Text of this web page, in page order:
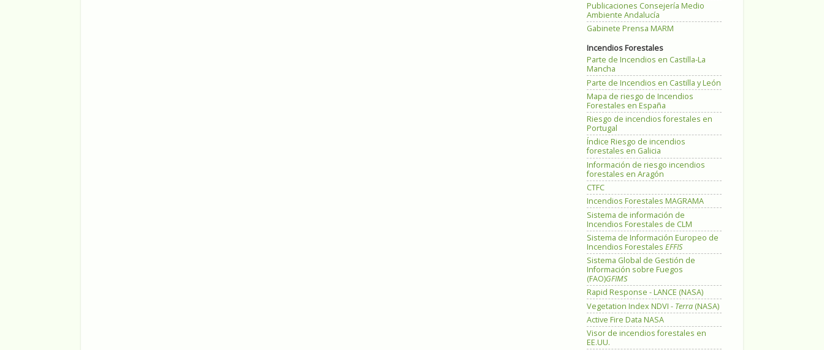
Publicaciones Consejería Medio
Ambiente Andalucía
Gabinete Prensa MARM
Incendios Forestales
Parte de Incendios en Castilla-La
Mancha
Parte de Incendios en Castilla y León
Mapa de riesgo de Incendios
Forestales en España
Riesgo de incendios forestales en
Portugal
Índice Riesgo de incendios
forestales en Galicia
Información de riesgo incendios
forestales en Aragón
CTFC
Incendios Forestales MAGRAMA
Sistema de información de
Incendios Forestales de CLM
Sistema de Información Europeo de
Incendios Forestales EFFIS
Sistema Global de Gestión de
Información sobre Fuegos
(FAO)GFIMS
Rapid Response - LANCE (NASA)
Vegetation Index NDVI - Terra (NASA)
Active Fire Data NASA
Visor de incendios forestales en
EE.UU.